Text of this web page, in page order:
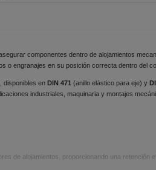
componentes dentro de alojamientos
o engranajes en su posición correcta dentro del
disponibles en DIN 471 (anillo elástico para eje) y
industriales, maquinaria y montajes
de alojamientos, proporcionando una retención
de mantenimiento.